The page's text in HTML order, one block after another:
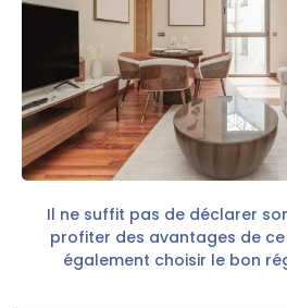
Il ne suffit pas de déclarer
profiter des avantages de
également choisir le bon